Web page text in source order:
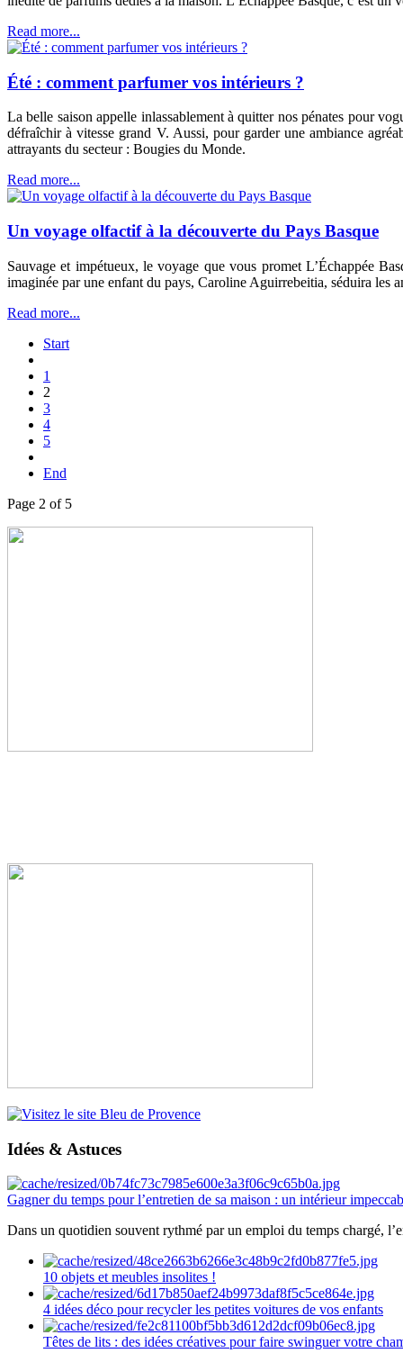
Read more...
Été : comment parfumer vos intérieurs ?
La belle saison appelle inlassablement à quitter nos pénates pour
défraîchir à vitesse grand V. Aussi, pour garder une ambiance
attrayants du secteur : Bougies du Monde.
Read more...
Un voyage olfactif à la découverte du Pays Basque
Sauvage et impétueux, le voyage que vous promet L’Échappée
imaginée par une enfant du pays, Caroline Aguirrebeitia, séduira les
Read more...
Start
1
2
3
4
5
End
Page 2 of 5
Idées & Astuces
Gagner du temps pour l’entretien de sa maison : un intérieur
Dans un quotidien souvent rythmé par un emploi du temps chargé,
10 objets et meubles insolites !
4 idées déco pour recycler les petites voitures de vos enfants
Têtes de lits : des idées créatives pour faire swinguer votre